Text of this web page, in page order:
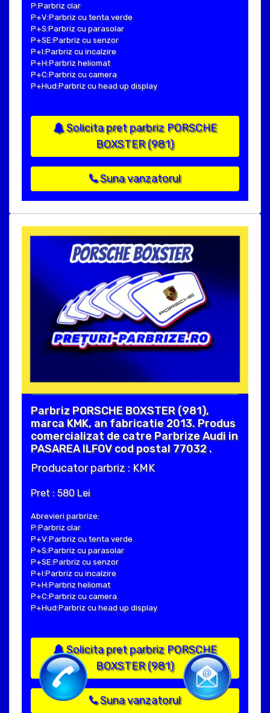
P:Parbriz clar
P+V:Parbriz cu tenta verde
P+S:Parbriz cu parasolar
P+SE:Parbriz cu senzor
P+I:Parbriz cu incalzire
P+H:Parbriz heliomat
P+C:Parbriz cu camera
P+Hud:Parbriz cu head up display
Solicita pret parbriz PORSCHE
BOXSTER (981)
Suna vanzatorul
Parbriz PORSCHE BOXSTER (981),
marca KMK, an fabricatie 2013. Produs
comercializat de catre Parbrize Audi in
PASAREA ILFOV cod postal 77032 .
Producator parbriz : KMK
Pret : 580 Lei
Abrevieri parbrize:
P:Parbriz clar
P+V:Parbriz cu tenta verde
P+S:Parbriz cu parasolar
P+SE:Parbriz cu senzor
P+I:Parbriz cu incalzire
P+H:Parbriz heliomat
P+C:Parbriz cu camera
P+Hud:Parbriz cu head up display
Solicita pret parbriz PORSCHE
BOXSTER (981)
Suna vanzatorul